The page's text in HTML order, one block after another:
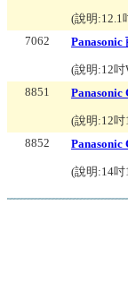
(說明:12.1
7062
Panasonic
(說明:12
8851
Panasonic
(說明:12
8852
Panasonic
(說明:14